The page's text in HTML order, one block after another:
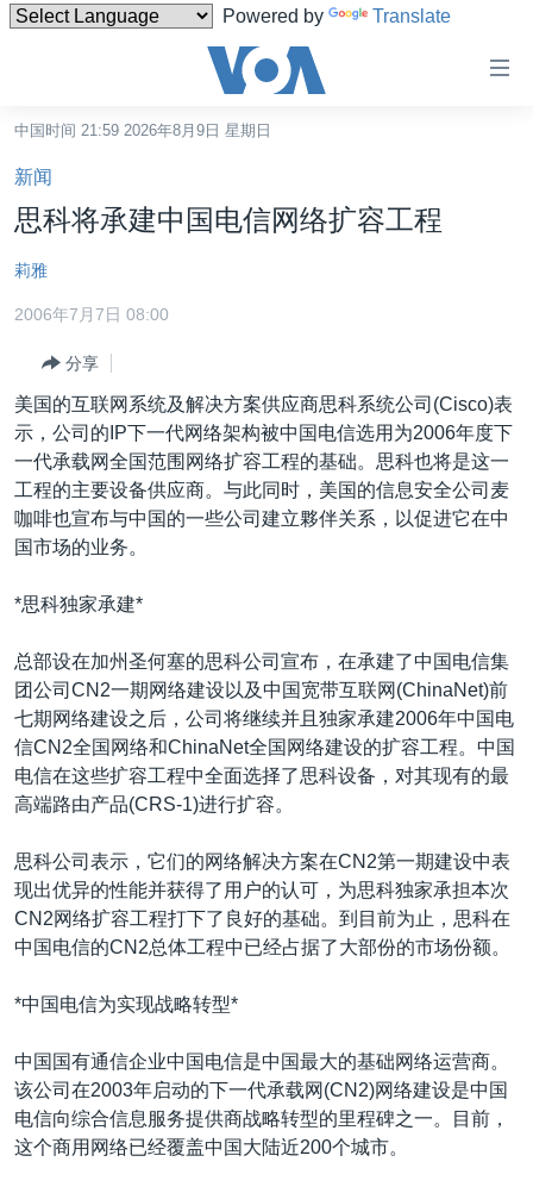
Powered by Translate
碍
链
接
跳
转
内
转
到
导
航
跳
检
中国
台湾
港澳
国际
最新国际新闻
印太
中东
欧洲
全球议题
分类新闻
经济·金融·贸易
人权·法律·宗教
科教·文娱·体健
环境
美中关系
热点专题
白宫要闻
美国建国250周年
埃博拉疫情
美国之音专访
重要讲话与声明
南中国海争端
关注西藏
GEN Z 看美国
VOA视频
关注我们
其他语言网站
中国时间 21:59 2026年8月9日 星期日
新闻
思科将承建中国电信网络扩容工程
莉雅
2006年7月7日 08:00
分享
美国的互联网系统及解决方案供应商思科系统公司(Cisco)表
示，公司的IP下一代网络架构被中国电信选用为2006年度下
一代承载网全国范围网络扩容工程的基础。思科也将是这一
工程的主要设备供应商。与此同时，美国的信息安全公司麦
咖啡也宣布与中国的一些公司建立夥伴关系，以促进它在中
国市场的业务。
*思科独家承建*
总部设在加州圣何塞的思科公司宣布，在承建了中国电信集
团公司CN2一期网络建设以及中国宽带互联网(ChinaNet)前
七期网络建设之后，公司将继续并且独家承建2006年中国电
信CN2全国网络和ChinaNet全国网络建设的扩容工程。中国
电信在这些扩容工程中全面选择了思科设备，对其现有的最
高端路由产品(CRS-1)进行扩容。
思科公司表示，它们的网络解决方案在CN2第一期建设中表
现出优异的性能并获得了用户的认可，为思科独家承担本次
CN2网络扩容工程打下了良好的基础。到目前为止，思科在
中国电信的CN2总体工程中已经占据了大部份的市场份额。
*中国电信为实现战略转型*
中国国有通信企业中国电信是中国最大的基础网络运营商。
该公司在2003年启动的下一代承载网(CN2)网络建设是中国
电信向综合信息服务提供商战略转型的里程碑之一。目前，
这个商用网络已经覆盖中国大陆近200个城市。